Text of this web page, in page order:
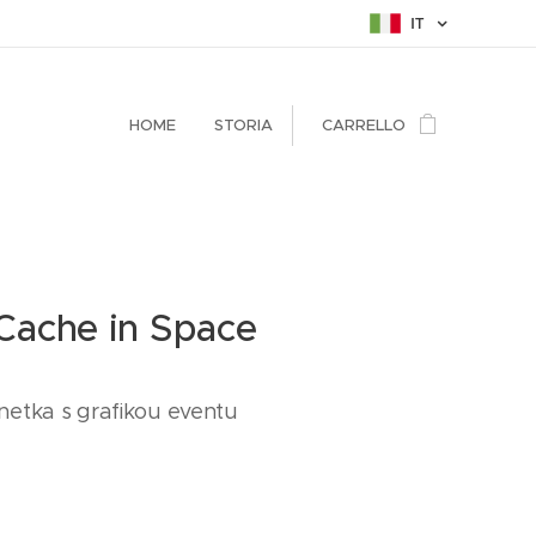
IT
HOME STORIA CARRELLO
in Space
s grafikou eventu